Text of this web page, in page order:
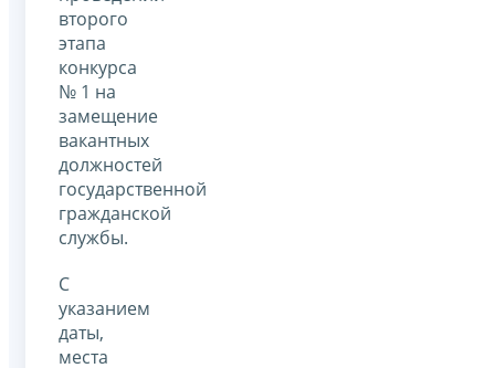
второго
этапа
конкурса
№ 1 на
замещение
вакантных
должностей
государственной
гражданской
службы.
С
указанием
даты,
места